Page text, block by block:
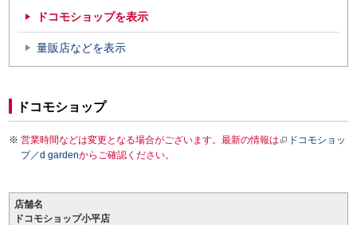
ドコモショップを表示
量販店などを表示
ドコモショップ
営業時間などは変更となる場合がございます。最新の情報は
ドコモショッ
プ／d gardenからご確認ください。
店舗名
ドコモショップ小平店